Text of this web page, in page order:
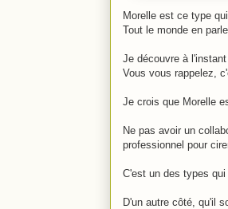
Morelle est ce type
Tout le monde en parle.
Je découvre à
Vous vous rappelez,
Je crois que Morelle
Ne pas avoir un
professionnel pour
C'est un des types
D'un autre côté, qu'il